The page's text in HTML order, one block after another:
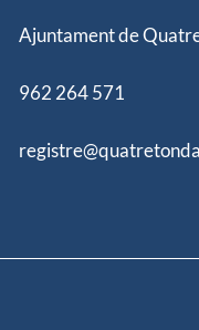
Ajuntament de
962 264 571